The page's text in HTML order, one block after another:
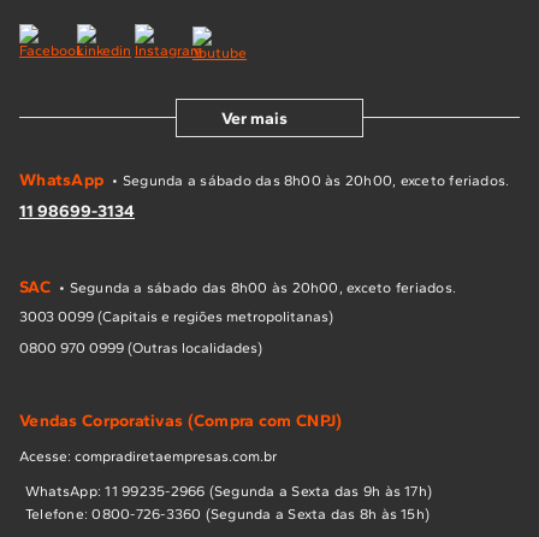
Ver mais
WhatsApp • Segunda a sábado das 8h00 às 20h00, exceto feriados.
11 98699-3134
SAC • Segunda a sábado das 8h00 às 20h00, exceto feriados.
3003 0099 (Capitais e regiões metropolitanas)
0800 970 0999 (Outras localidades)
Vendas Corporativas (Compra com CNPJ)
Acesse: compradiretaempresas.com.br
WhatsApp: 11 99235-2966 (Segunda a Sexta das 9h às 17h)
Telefone: 0800-726-3360 (Segunda a Sexta das 8h às 15h)